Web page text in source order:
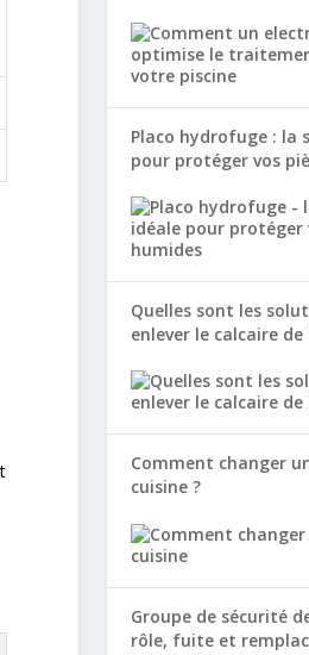
Placo hydrofuge : la
pour protéger vos
Quelles sont les
enlever le calcaire de
Comment changer
cuisine ?
Groupe de sécurité
rôle, fuite et